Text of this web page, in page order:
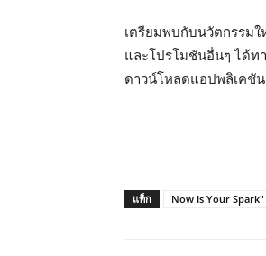
เตรียมพบกับนวัตกรรม
และโปรโมชันอื่นๆ ได้ท
ดาวน์โหลดแอปพลิเคชั
แท็ก Now Is Your Spark"